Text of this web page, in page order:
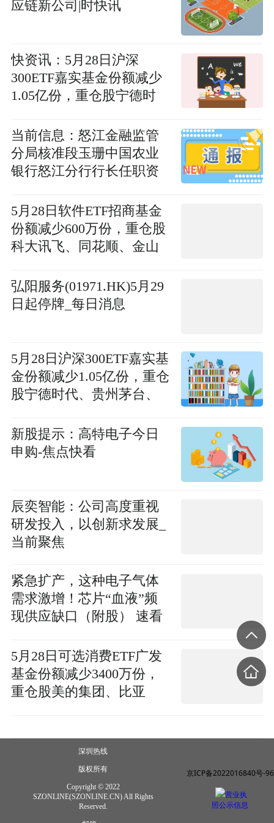
应链新公司|时快讯
快资讯：5月28日沪深
300ETF嘉实基金份额减少
1.05亿份，重仓股宁德时
当前信息：怒江金融监管
分局核准段玉珊中国农业
银行怒江分行行长任职资
5月28日软件ETF招商基金
份额减少600万份，重仓股
科大讯飞、同花顺、金山
弘阳服务(01971.HK)5月29
日起停牌_每日消息
5月28日沪深300ETF嘉实基
金份额减少1.05亿份，重仓
股宁德时代、贵州茅台、
新股提示：高特电子今日
申购-焦点快看
辰奕智能：公司高度重视
研发投入，以创新求发展_
当前聚焦
紧急扩产，这种电子气体
需求激增！芯片“血液”频
现供应缺口（附股） 速看
5月28日可选消费ETF广发
基金份额减少3400万份，
重仓股美的集团、比亚
深圳热线
版权所有
Copyright © 2022
SZONLINE(SZONLINE.CN) All Rights
Reserved.
京ICP备2022016840号-96
营业执
照公示信息